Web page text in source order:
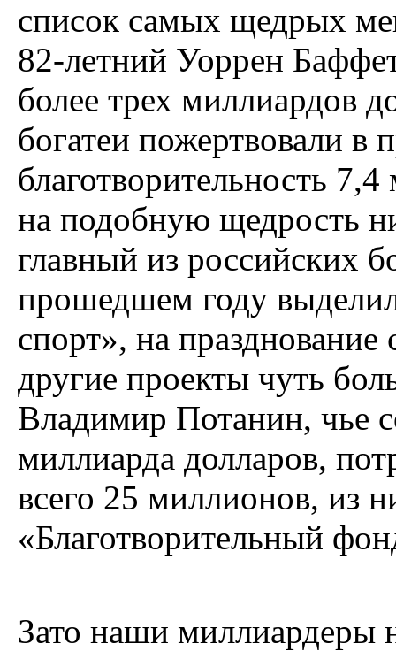
список самых щедрых
82-летний Уоррен
более трех миллиардов
богатеи пожертвовали в
благотворительность
на подобную щедрость
главный из российских
прошедшем году
спорт», на
другие проекты чуть
Владимир Потанин, чье
миллиарда долларов,
всего 25 миллионов, из
«Благотворительный
Зато наши миллиардеры